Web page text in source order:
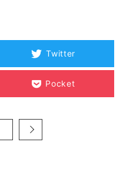
Twitter
Pocket